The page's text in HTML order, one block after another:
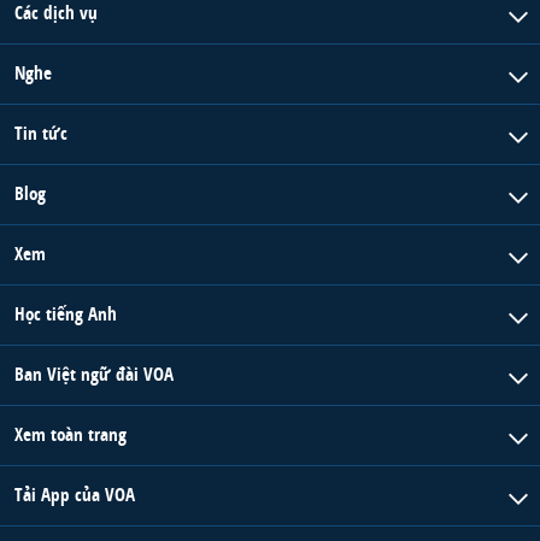
Các dịch vụ
Nghe
Tin tức
Blog
Xem
Học tiếng Anh
Ban Việt ngữ đài VOA
Xem toàn trang
Tải App của VOA